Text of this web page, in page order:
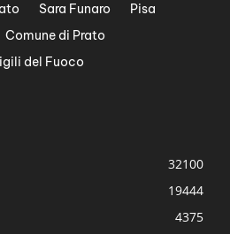
Sara Funaro
Pisa
Comune di Prato
del Fuoco
32100
19444
4375